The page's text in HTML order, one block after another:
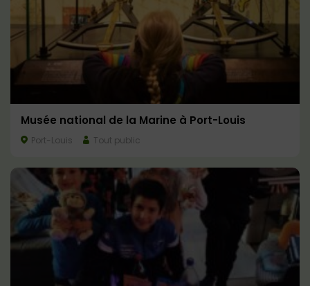
Musée national de la Marine à Port-Louis
Port-Louis Tout public